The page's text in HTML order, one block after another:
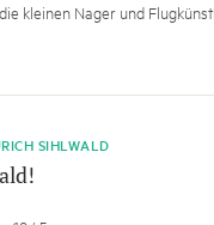
kleinen Nager und
SIHLWALD